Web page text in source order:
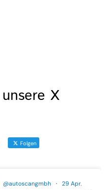
X
Folgen
@autoscangmbh · 29 Apr.